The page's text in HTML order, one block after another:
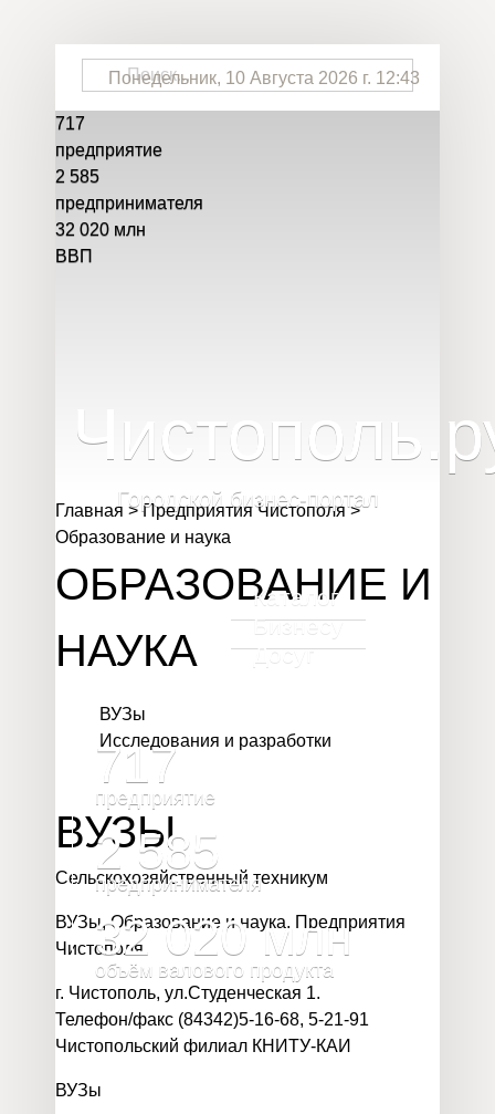
Понедельник, 10 Августа 2026 г. 12:43
717
предприятие
2 585
предпринимателя
32 020 млн
ВВП
Чистополь
Городской бизнес-портал
Каталог
Бизнесу
Досуг
717
предприятие
2 585
предпринимателя
32 020млн
объём валового продукта
Главная > Предприятия Чистополя >
Образование и наука
ОБРАЗОВАНИЕ И
НАУКА
ВУЗы
Исследования и разработки
ВУЗЫ
Сельскохозяйственный техникум
ВУЗы,Образование и наука, Предприятия
Чистополя
г. Чистополь, ул.Студенческая 1.
Телефон/факс (84342)5-16-68, 5-21-91
Чистопольский филиал КНИТУ-КАИ
ВУЗы